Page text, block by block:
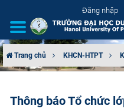
Đăng nhập
CƠ CẤU TỔ CHỨC
Trang chủ KHCN-HTPT
Thông báo Tổ chức